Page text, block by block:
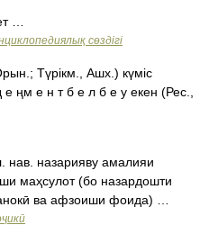
…
сөздігі
Түрікм., Ашх.) күміс
ңм е н т б е л б е у екен (Рес.,
маҳсулот (бо назардошти
ва афзоиши фоида) …